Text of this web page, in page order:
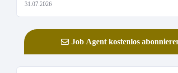
31.07.2026
Job Agent kostenlos